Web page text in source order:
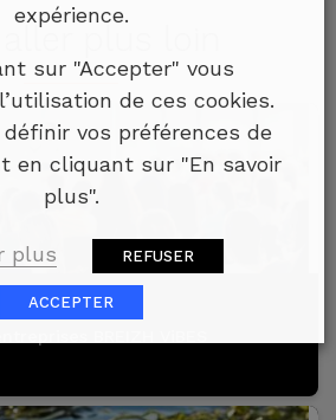
aller plus loin
2026
expérience.
sur "Accepter" vous
de ces cookies.
définir vos préférences de
en cliquant sur "En savoir
plus".
plus REFUSER
ACCEPTER